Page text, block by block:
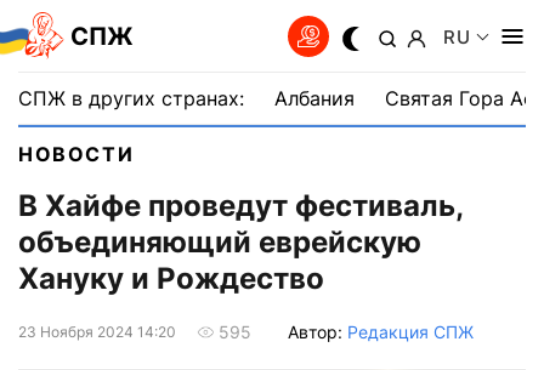
СПЖ RU
СПЖ в других странах: Албания Святая Гора
НОВОСТИ
В Хайфе проведут фестиваль,
объединяющий еврейскую
Хануку и Рождество
23 Ноября 2024 14:20 595 Автор: Редакция СПЖ